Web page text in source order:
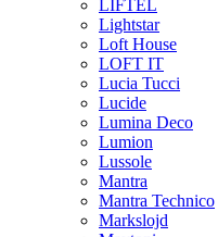
LIFTEL
Lightstar
Loft House
LOFT IT
Lucia Tucci
Lucide
Lumina Deco
Lumion
Lussole
Mantra
Mantra Technico
Markslojd